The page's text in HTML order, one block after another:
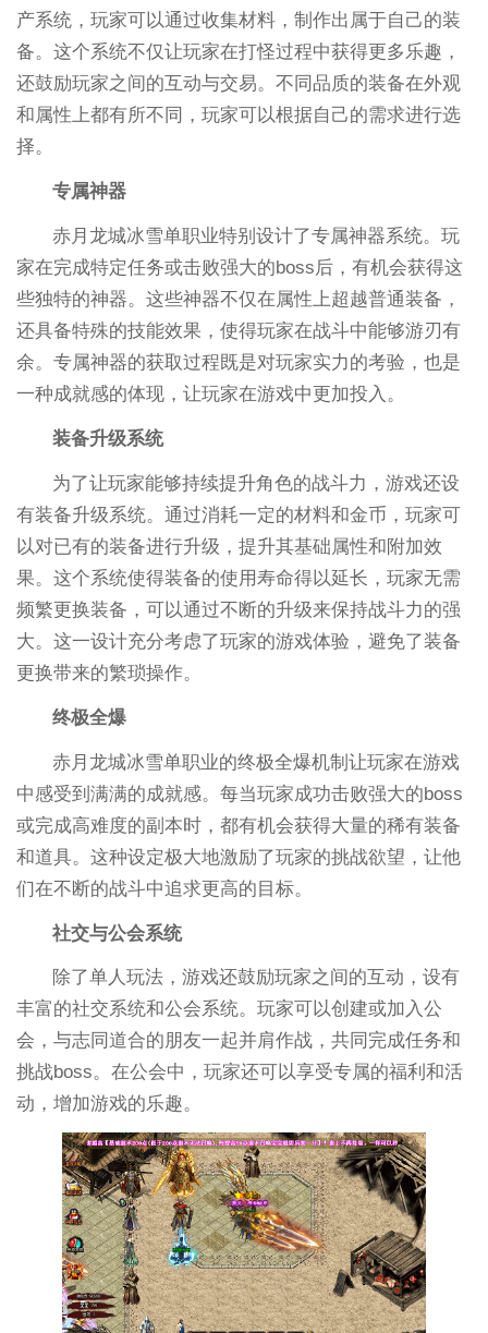
产系统，玩家可以通过收集材料，制作出属于自己的装
备。这个系统不仅让玩家在打怪过程中获得更多乐趣，
还鼓励玩家之间的互动与交易。不同品质的装备在外观
和属性上都有所不同，玩家可以根据自己的需求进行选
择。
专属神器
赤月龙城冰雪单职业特别设计了专属神器系统。玩
家在完成特定任务或击败强大的boss后，有机会获得这
些独特的神器。这些神器不仅在属性上超越普通装备，
还具备特殊的技能效果，使得玩家在战斗中能够游刃有
余。专属神器的获取过程既是对玩家实力的考验，也是
一种成就感的体现，让玩家在游戏中更加投入。
装备升级系统
为了让玩家能够持续提升角色的战斗力，游戏还设
有装备升级系统。通过消耗一定的材料和金币，玩家可
以对已有的装备进行升级，提升其基础属性和附加效
果。这个系统使得装备的使用寿命得以延长，玩家无需
频繁更换装备，可以通过不断的升级来保持战斗力的强
大。这一设计充分考虑了玩家的游戏体验，避免了装备
更换带来的繁琐操作。
终极全爆
赤月龙城冰雪单职业的终极全爆机制让玩家在游戏
中感受到满满的成就感。每当玩家成功击败强大的boss
或完成高难度的副本时，都有机会获得大量的稀有装备
和道具。这种设定极大地激励了玩家的挑战欲望，让他
们在不断的战斗中追求更高的目标。
社交与公会系统
除了单人玩法，游戏还鼓励玩家之间的互动，设有
丰富的社交系统和公会系统。玩家可以创建或加入公
会，与志同道合的朋友一起并肩作战，共同完成任务和
挑战boss。在公会中，玩家还可以享受专属的福利和活
动，增加游戏的乐趣。